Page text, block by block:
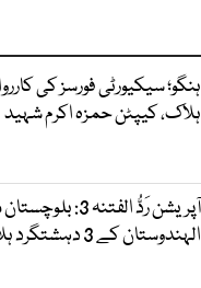
ہلاک، کیپٹن حمزہ اکرم شہید
آپریشن رَدُّ الفتنہ 3:
الہندوستان کے 3 دہشتگرد ہلاک